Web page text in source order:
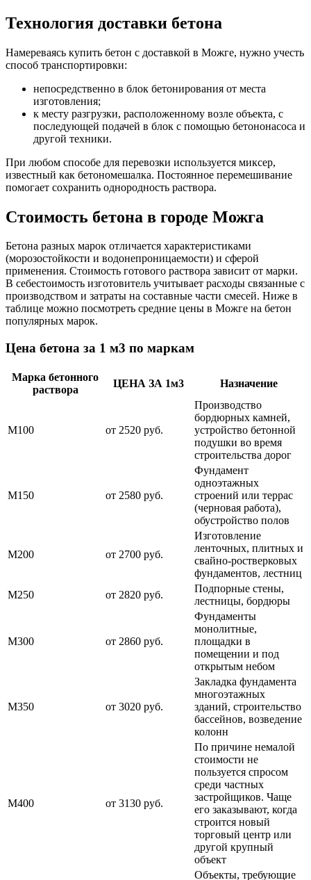
Технология доставки бетона
Намереваясь купить бетон с доставкой в Можге, нужно учесть
способ транспортировки:
непосредственно в блок бетонирования от места
изготовления;
к месту разгрузки, расположенному возле объекта, с
последующей подачей в блок с помощью бетононасоса и
другой техники.
При любом способе для перевозки используется миксер,
известный как бетономешалка. Постоянное перемешивание
помогает сохранить однородность раствора.
Стоимость бетона в городе Можга
Бетона разных марок отличается характеристиками
(морозостойкости и водонепроницаемости) и сферой
применения. Стоимость готового раствора зависит от марки.
В себестоимость изготовитель учитывает расходы связанные с
производством и затраты на составные части смесей. Ниже в
таблице можно посмотреть средние цены в Можге на бетон
популярных марок.
Цена бетона за 1 м3 по маркам
Марка бетонного
раствора
ЦЕНА ЗА 1м3 Назначение
М100 от 2520 руб.
Производство
бордюрных камней,
устройство бетонной
подушки во время
строительства дорог
М150 от 2580 руб.
Фундамент
одноэтажных
строений или террас
(черновая работа),
обустройство полов
М200 от 2700 руб.
Изготовление
ленточных, плитных и
свайно-ростверковых
фундаментов, лестниц
М250
от 2820 руб.
Подпорные стены,
лестницы, бордюры
М300 от 2860 руб.
Фундаменты
монолитные,
площадки в
помещении и под
открытым небом
М350 от 3020 руб.
Закладка фундамента
многоэтажных
зданий, строительство
бассейнов, возведение
колонн
М400 от 3130 руб.
По причине немалой
стоимости не
пользуется спросом
среди частных
застройщиков. Чаще
его заказывают, когда
строится новый
торговый центр или
другой крупный
объект
Объекты, требующие